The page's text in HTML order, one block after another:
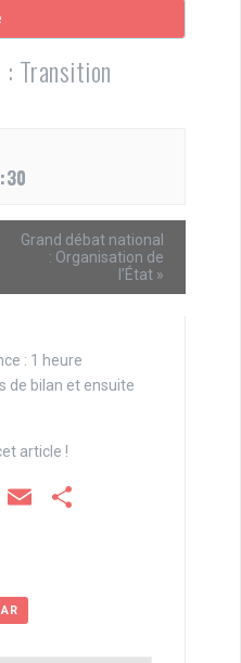
Transition
Grand débat national
: Organisation de
l’État »
: 1 heure
de bilan et ensuite
article !
T
E